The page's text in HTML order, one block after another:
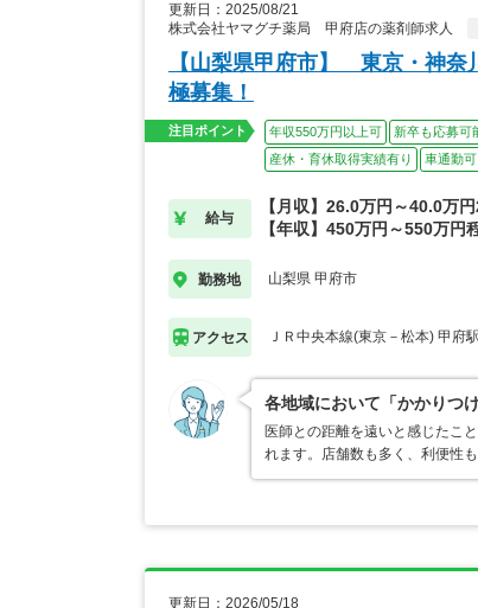
更新日：2025/08/21
株式会社ヤマグチ薬局 甲府店の薬剤師求人
【山梨県甲府市】 東京・神奈
極募集！
注目ポイント 年収550万円以上可 新卒も応募可
産休・育休取得実績有り
車通勤可
給与
【月収】26.0万円～40.0万
【年収】450万円～550万円
勤務地 山梨県 甲府市
アクセス ＪＲ中央本線(東京－松本) 甲府
各地域において「かかりつ
医師との距離を遠いと感じたこ
れます。店舗数も多く、利便性
更新日：2026/05/18